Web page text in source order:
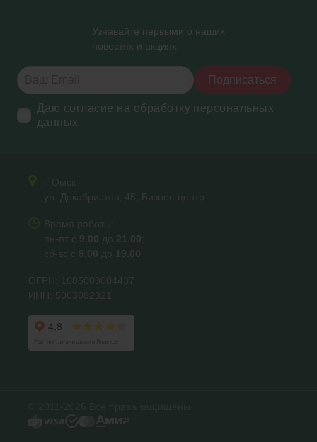
Узнавайте первыми о наших
новостях и акциях
Подписаться
Даю согласие на обработку персональных
данных